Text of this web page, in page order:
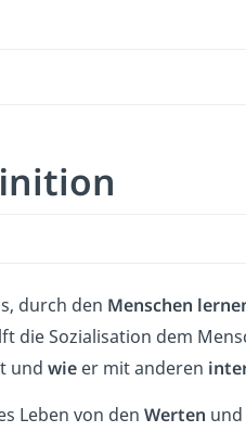
durch den Menschen
die Sozialisation dem
und wieer mit anderen
Leben von den Werten und